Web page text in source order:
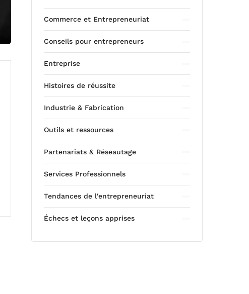
Commerce et Entrepreneuriat
Conseils pour entrepreneurs
Entreprise
Histoires de réussite
Industrie & Fabrication
Outils et ressources
Partenariats & Réseautage
Services Professionnels
Tendances de l'entrepreneuriat
Échecs et leçons apprises